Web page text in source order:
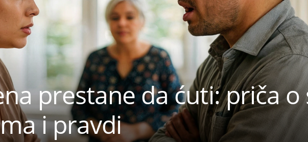
prestane da ćuti: priča
i pravdi